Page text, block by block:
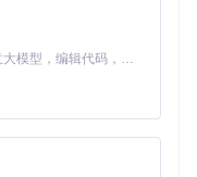
最佳Tracker组合。
，确认新的Tracker已
Claude Code 的开源替代方案。连接任意大模型，编辑代码，运行命令，自动验证 — 全自动执行。用 Rust 构建，极致性能。 ｜ An open-source alternative to Claude Code. Connect any LLM, edit code, run commands, and verify changes — autonomously. Built in Rust for speed. Get Started